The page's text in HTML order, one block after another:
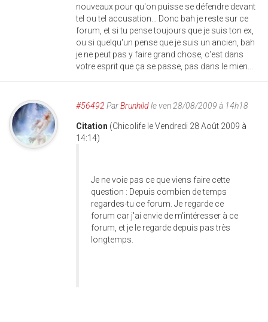
nouveaux pour qu'on puisse se défendre devant
tel ou tel accusation... Donc bah je reste sur ce
forum, et si tu pense toujours que je suis ton ex,
ou si quelqu'un pense que je suis un ancien, bah
je ne peut pas y faire grand chose, c'est dans
votre esprit que ça se passe, pas dans le mien...
#56492 ParBrunhildle ven 28/08/2009 à 14h18
Citation (Chicolife le Vendredi 28 Août 2009 à
14:14)
Je ne voie pas ce que viens faire cette
question : Depuis combien de temps
regardes-tu ce forum. Je regarde ce
forum car j'ai envie de m'intéresser à ce
forum, et je le regarde depuis pas très
longtemps.